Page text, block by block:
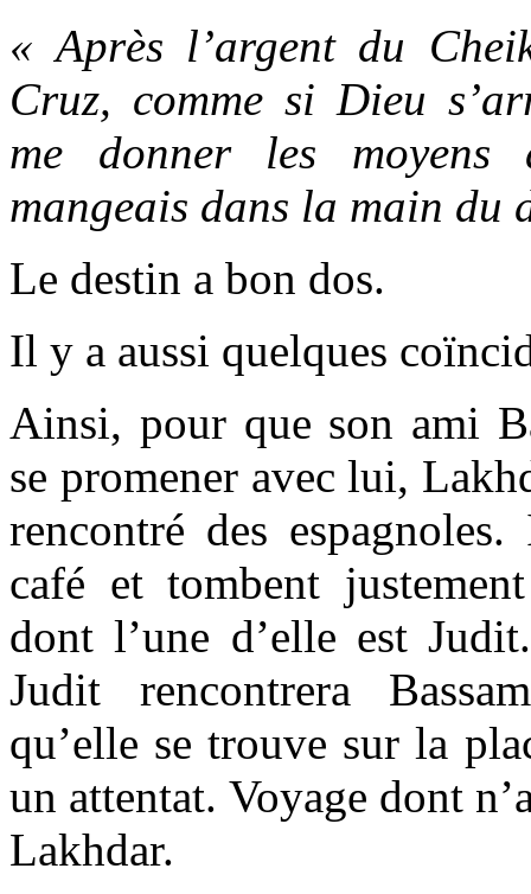
« Après l’argent du
Cruz, comme si Dieu
me donner les
mangeais dans la main du
Le destin a bon dos.
Il y a aussi quelques
Ainsi, pour que son ami
se promener avec lui,
rencontré des
café et tombent
dont l’une d’elle est
Judit rencontrera
qu’elle se trouve sur la
un attentat. Voyage dont
Lakhdar.